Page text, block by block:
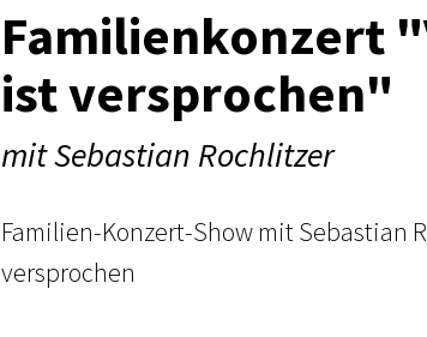
Familienkonzert
ist versprochen"
mit Sebastian Rochlitzer
Familien-Konzert-Show mit Sebastian
versprochen